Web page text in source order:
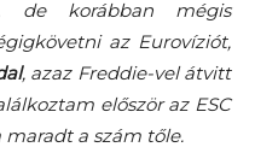
de korábban mégis
az Eurovíziót,
, azaz Freddie-vel átvitt
először az ESC
a szám tőle.